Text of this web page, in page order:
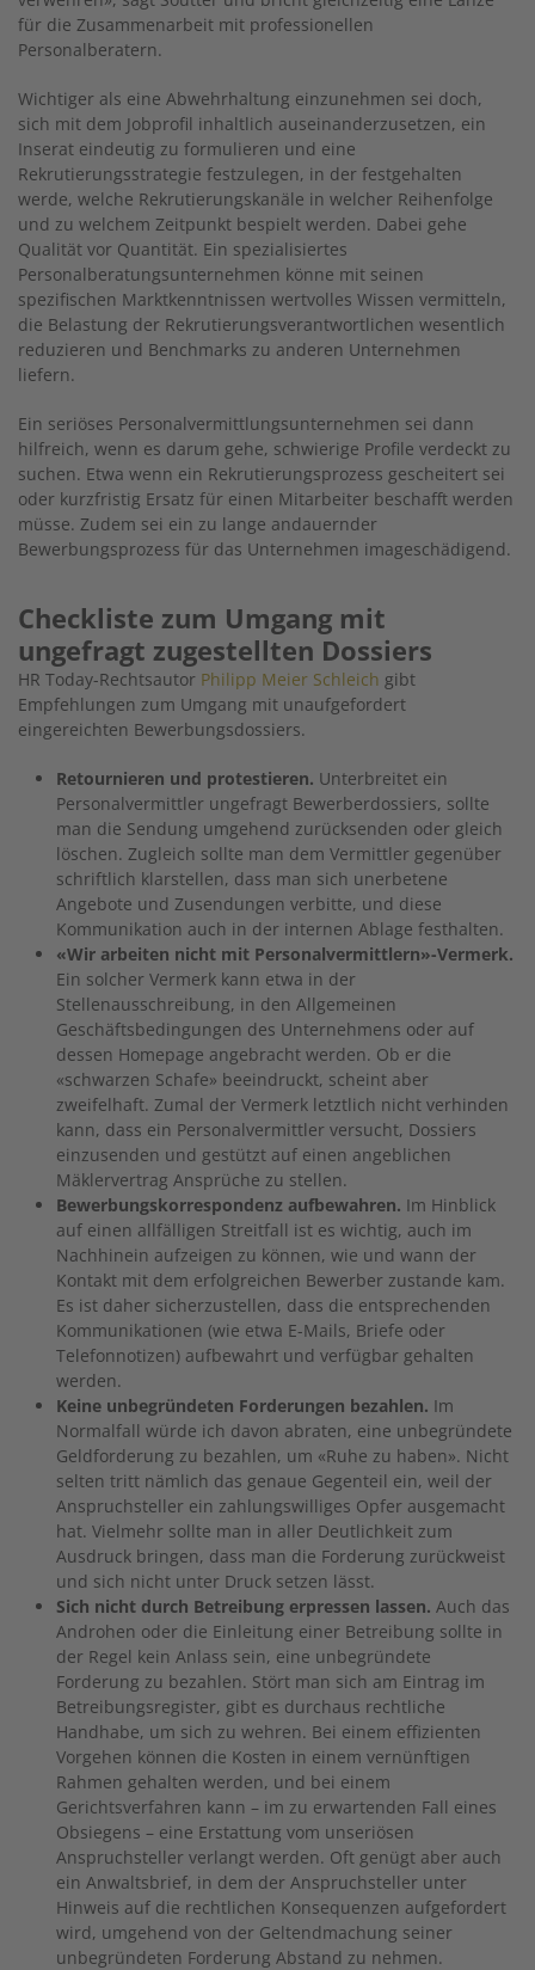
für die Zusammenarbeit mit professionellen
Personalberatern.
Wichtiger als eine Abwehrhaltung einzunehmen sei doch,
sich mit dem Jobprofil inhaltlich auseinanderzusetzen, ein
Inserat eindeutig zu formulieren und eine
Rekrutierungsstrategie festzulegen, in der festgehalten
werde, welche Rekrutierungskanäle in welcher Reihenfolge
und zu welchem Zeitpunkt bespielt werden. Dabei gehe
Qualität vor Quantität. Ein spezialisiertes
Personalberatungsunternehmen könne mit seinen
spezifischen Marktkenntnissen wertvolles Wissen vermitteln,
die Belastung der Rekrutierungsverantwortlichen wesentlich
reduzieren und Benchmarks zu anderen Unternehmen
liefern.
Ein seriöses Personalvermittlungsunternehmen sei dann
hilfreich, wenn es darum gehe, schwierige Profile verdeckt zu
suchen. Etwa wenn ein Rekrutierungsprozess gescheitert sei
oder kurzfristig Ersatz für einen Mitarbeiter beschafft werden
müsse. Zudem sei ein zu lange andauernder
Bewerbungsprozess für das Unternehmen imageschädigend.
Checkliste zum Umgang mit
ungefragt zugestellten Dossiers
HR Today-Rechtsautor Philipp Meier Schleich gibt
Empfehlungen zum Umgang mit unaufgefordert
eingereichten Bewerbungsdossiers.
Retournieren und protestieren. Unterbreitet ein
Personalvermittler ungefragt Bewerberdossiers, sollte
man die Sendung umgehend zurücksenden oder gleich
löschen. Zugleich sollte man dem Vermittler gegenüber
schriftlich klarstellen, dass man sich unerbetene
Angebote und Zusendungen verbitte, und diese
Kommunikation auch in der internen Ablage festhalten.
«Wir arbeiten nicht mit Personalvermittlern»-Vermerk.
Ein solcher Vermerk kann etwa in der
Stellenausschreibung, in den Allgemeinen
Geschäftsbedingungen des Unternehmens oder auf
dessen Homepage angebracht werden. Ob er die
«schwarzen Schafe» beeindruckt, scheint aber
zweifelhaft. Zumal der Vermerk letztlich nicht verhinden
kann, dass ein Personalvermittler versucht, Dossiers
einzusenden und gestützt auf einen angeblichen
Mäklervertrag Ansprüche zu stellen.
Bewerbungskorrespondenz aufbewahren. Im Hinblick
auf einen allfälligen Streitfall ist es wichtig, auch im
Nachhinein aufzeigen zu können, wie und wann der
Kontakt mit dem erfolgreichen Bewerber zustande kam.
Es ist daher sicherzustellen, dass die entsprechenden
Kommunikationen (wie etwa E-Mails, Briefe oder
Telefonnotizen) aufbewahrt und verfügbar gehalten
werden.
Keine unbegründeten Forderungen bezahlen. Im
Normalfall würde ich davon abraten, eine unbegründete
Geldforderung zu bezahlen, um «Ruhe zu haben». Nicht
selten tritt nämlich das genaue Gegenteil ein, weil der
Anspruchsteller ein zahlungswilliges Opfer ausgemacht
hat. Vielmehr sollte man in aller Deutlichkeit zum
Ausdruck bringen, dass man die Forderung zurückweist
und sich nicht unter Druck setzen lässt.
Sich nicht durch Betreibung erpressen lassen. Auch das
Androhen oder die Einleitung einer Betreibung sollte in
der Regel kein Anlass sein, eine unbegründete
Forderung zu bezahlen. Stört man sich am Eintrag im
Betreibungsregister, gibt es durchaus rechtliche
Handhabe, um sich zu wehren. Bei einem effizienten
Vorgehen können die Kosten in einem vernünftigen
Rahmen gehalten werden, und bei einem
Gerichtsverfahren kann – im zu erwartenden Fall eines
Obsiegens – eine Erstattung vom unseriösen
Anspruchsteller verlangt werden. Oft genügt aber auch
ein Anwaltsbrief, in dem der Anspruchsteller unter
Hinweis auf die rechtlichen Konsequenzen aufgefordert
wird, umgehend von der Geltendmachung seiner
unbegründeten Forderung Abstand zu nehmen.